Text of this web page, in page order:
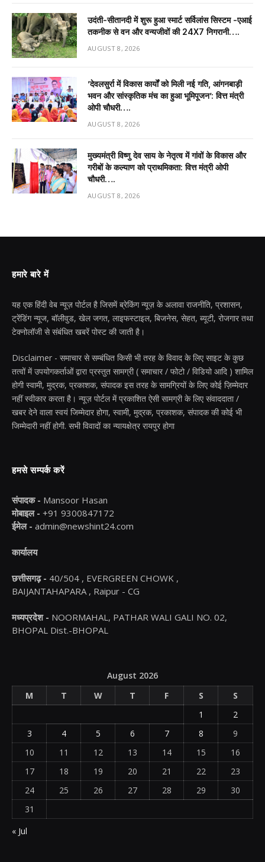
उदंती-सीतानदी में शुरू हुआ स्मार्ट सर्विलांस सिस्टम -एआई
तकनीक से वन और वन्यजीवों की 24X7 निगरानी….
AUGUST 8, 2026
’देवलसुर्रा में विकास कार्यों को मिली नई गति, आंगनबाड़ी
भवन और सांस्कृतिक मंच का हुआ भूमिपूजन’: वित्त मंत्री
ओपी चौधरी….
AUGUST 8, 2026
मुख्यमंत्री विष्णु देव साय के नेतृत्व में गांवों के विकास और
गरीबों के कल्याण को प्राथमिकता: वित्त मंत्री ओपी
चौधरी….
AUGUST 8, 2026
हमारे बारे में
यह एक हिंदी वेब न्यूज़ पोर्टल है जिसमें ब्रेकिंग न्यूज़ के अलावा राजनीति, प्रशासन,
ट्रेंडिंग न्यूज, बॉलीवुड, खेल जगत, लाइफस्टाइल, बिजनेस, सेहत, ब्यूटी, रोजगार तथा
टेक्नोलॉजी से संबंधित खबरें पोस्ट की जाती है।
Disclaimer - समाचार से सम्बंधित किसी भी तरह के विवाद के लिए साइट के कुछ
तत्वों में उपयोगकर्ताओं द्वारा प्रस्तुत सामग्री ( समाचार / फोटो / विडियो आदि ) शामिल
होगी स्वामी, मुद्रक, प्रकाशक, संपादक इस तरह के सामग्रियों के लिए कोई ज़िम्मेदार
नहीं स्वीकार करता है। न्यूज़ पोर्टल में प्रकाशित ऐसी सामग्री के लिए संवाददाता /
खबर देने वाला स्वयं जिम्मेदार होगा, स्वामी, मुद्रक, प्रकाशक, संपादक की कोई भी
जिम्मेदारी नहीं होगी. सभी विवादों का न्यायक्षेत्र रायपुर होगा
हमसे सम्पर्क करें
संपादक - Mansoor Hasan
मोबाइल - +91 9300847172
ईमेल - admin@newshint24.com
कार्यालय
छत्तीसगढ़ - 40/504 , EVERGREEN CHOWK ,
BAIJANTAHAPARA , Raipur - CG
मध्यप्रदेश - NOORMAHAL, PATHAR WALI GALI NO. 02,
BHOPAL Dist.-BHOPAL
August 2026
M
T W T F S
S
1
2
3
4 5 6 7 8
9
10
11 12 13 14 15
16
17
18 19 20 21 22
23
24
25 26 27 28 29
30
31
« Jul